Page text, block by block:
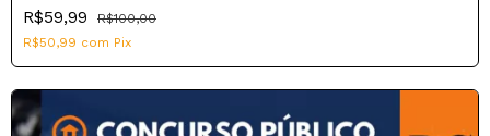
R$59,99
R$100,00
R$50,99 com Pix